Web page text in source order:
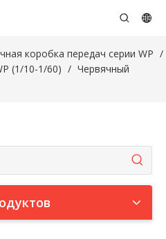
коробка передач серии WP /
(1/10-1/60) / Червячный